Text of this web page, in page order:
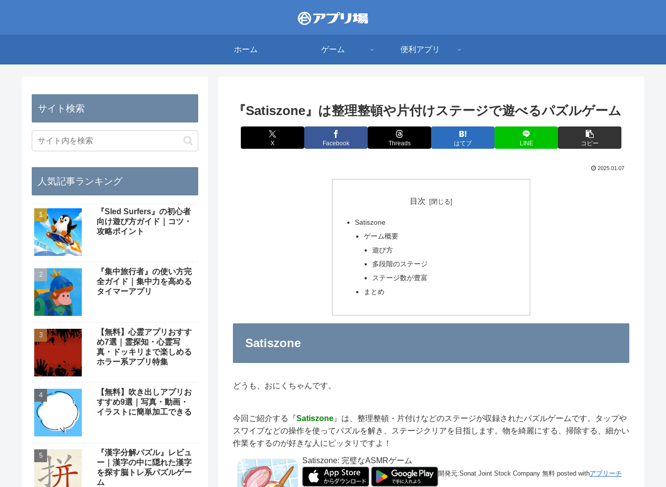
ホーム ゲーム 便利アプリ
『Satiszone』は整理整頓や片付けステージで遊べるパズルゲーム
X Facebook Threads はてブ LINE コピー
2025.01.07
目次
Satiszone
ゲーム概要
遊び方
多段階のステージ
ステージ数が豊富
まとめ
Satiszone
どうも、おにくちゃんです。
今回ご紹介する『Satiszone 』は、整理整頓・片付けなどのステージが収録されたパズルゲームです。タップや
スワイプなどの操作を使ってパズルを解き、ステージクリアを目指します。物を綺麗にする、掃除する、細かい
作業をするのが好きな人にピッタリですよ！
Satiszone: 完璧なASMRゲーム
開発元:Sonat Joint Stock Company 無料 posted withアプリーチ
サイト検索
人気記事ランキング
『Sled Surfers』の初心者
向け遊び方ガイド｜コツ・
攻略ポイント
『集中旅行者』の使い方完
全ガイド｜集中力を高める
タイマーアプリ
【無料】心霊アプリおすす
め7選｜霊探知・心霊写
真・ドッキリまで楽しめる
ホラー系アプリ特集
【無料】吹き出しアプリお
すすめ9選｜写真・動画・
イラストに簡単加工できる
『漢字分解パズル』レビュ
ー｜漢字の中に隠れた漢字
を探す脳トレ系パズルゲー
ム